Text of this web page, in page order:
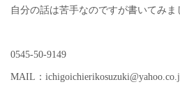
自分の話は苦手なのですが書いてみま
0545-50-9149
MAIL：